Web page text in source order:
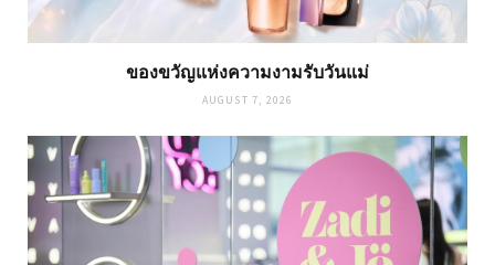
ของขวัญแห่งความงามรับวันแม่
AUGUST 7, 2026